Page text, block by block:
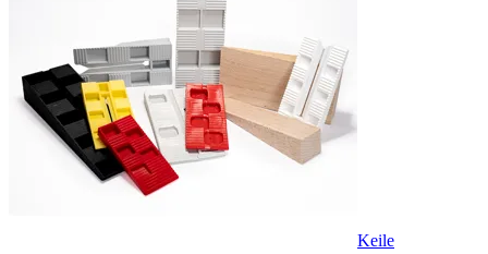
Keile